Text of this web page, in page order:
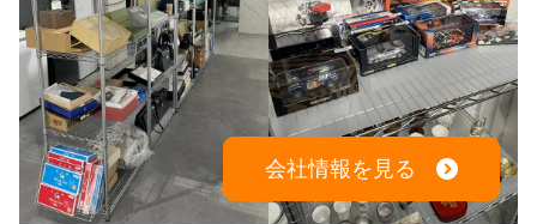
会社情報を見る